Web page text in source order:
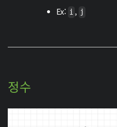
Ex: i , j
정수